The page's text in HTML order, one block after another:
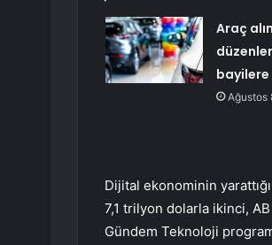
Araç
bayilere
Ağustos
Dijital ekonominin
7,1 trilyon dolarla ikinci,
Gündem Teknoloji